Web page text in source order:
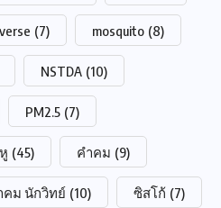
(7) mosquito (8)
NSTDA (10)
PM2.5 (7)
(45) คำคม (9)
คม นักวิทย์ (10) ซิสโก้ (7)